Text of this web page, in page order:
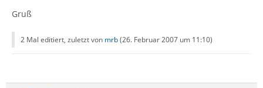
Gruß
2 Mal editiert, zuletzt von mrb(26. Februar 2007 um 11:10)